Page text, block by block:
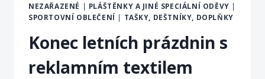
NEZAŘAZENÉ | PLÁŠTĚNKY A JINÉ SPECIÁLNÍ ODĚVY |
SPORTOVNÍ OBLEČENÍ | TAŠKY, DEŠTNÍKY, DOPLŇKY
Konec letních prázdnin s
reklamním textilem